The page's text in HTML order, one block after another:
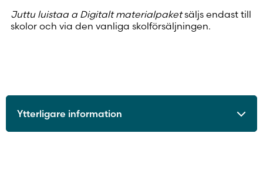
Juttu luistaa a Digitalt materialpaketsäljs endast till
skolor och via den vanliga skolförsäljningen.
Ytterligare information